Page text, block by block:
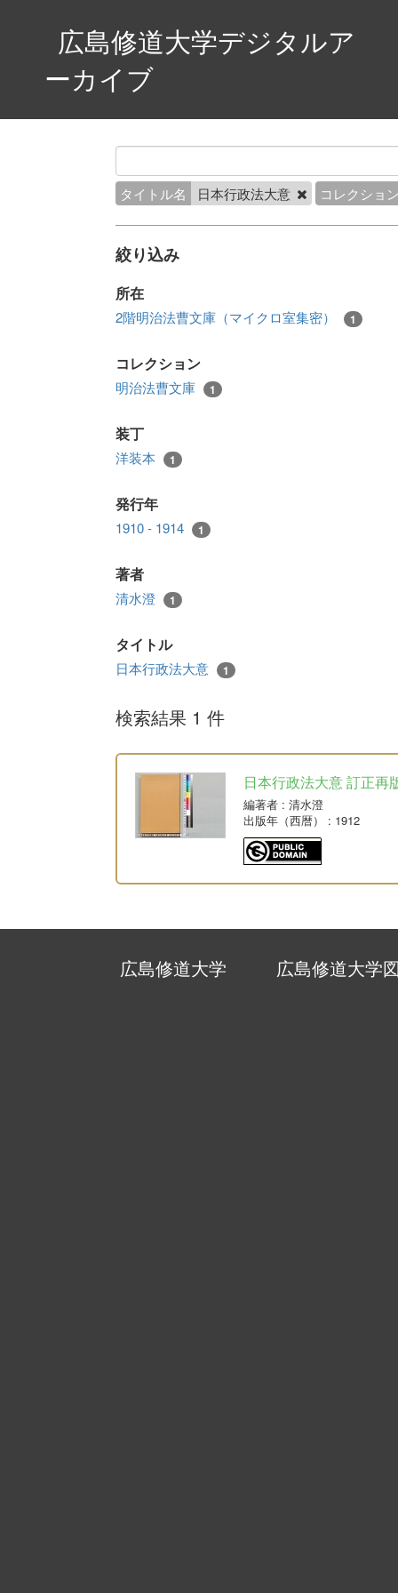
広島修道大学デジタルア
ーカイブ
タイトル名 日本行政法大意 コレクショ
絞り込み
所在
2階明治法曹文庫（マイクロ室集密） 1
コレクション
明治法曹文庫 1
装丁
洋装本 1
発行年
1910 - 1914 1
著者
清水澄 1
タイトル
日本行政法大意 1
検索結果 1 件
日本行政法大意 訂正再
編著者 : 清水澄
出版年（西暦）
: 1912
広島修道大学 広島修道大学